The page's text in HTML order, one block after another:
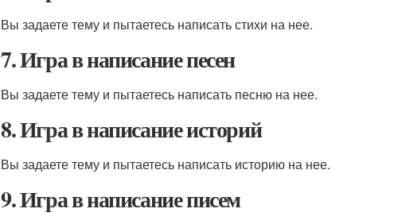
Вы задаете тему и пытаетесь написать стихи на нее.
7. Игра в написание песен
Вы задаете тему и пытаетесь написать песню на нее.
8. Игра в написание историй
Вы задаете тему и пытаетесь написать историю на нее.
9. Игра в написание писем